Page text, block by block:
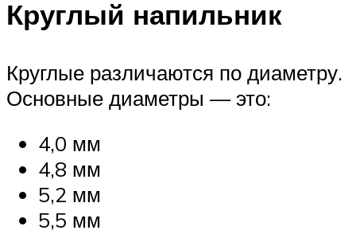
Круглый напильник
Круглые различаются по диаметру.
Основные диаметры — это:
4,0 мм
4,8 мм
5,2 мм
5,5 мм